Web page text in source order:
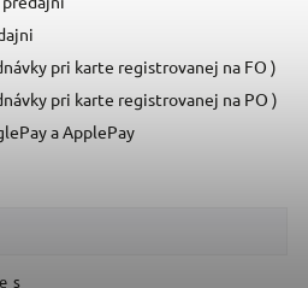
pri karte registrovanej na FO )
pri karte registrovanej na PO )
a ApplePay
s